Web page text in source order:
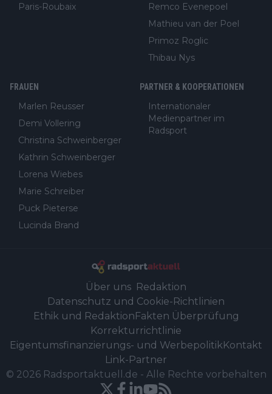
Paris-Roubaix
Remco Evenepoel
Mathieu van der Poel
Primoz Roglic
Thibau Nys
FRAUEN
Marlen Reusser
Demi Vollering
Christina Schweinberger
Kathrin Schweinberger
Lorena Wiebes
Marie Schreiber
Puck Pieterse
Lucinda Brand
PARTNER & KOOPERATIONEN
Internationaler
Medienpartner im
Radsport
Über uns Redaktion
Datenschutz und Cookie-Richtlinien
Ethik und Redaktion Fakten Überprüfung
Korrekturrichtlinie
Eigentumsfinanzierungs- und WerbepolitikKontakt
Link-Partner
© 2026 Radsportaktuell.de - Alle Rechte vorbehalten